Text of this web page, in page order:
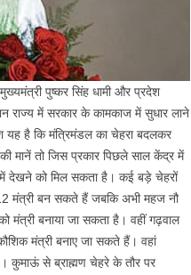
पुष्कर सिंह धामी और प्रदेश
राज्य में सरकार के कामकाज में सुधार लाने
है कि मंत्रिमंडल का चेहरा बदलकर
मानें तो जिस प्रकार पिछले साल केंद्र में
में देखने को मिल सकता है। कई बड़े चेहरों
मंत्री बन सकते हैं जबकि अभी महज नौ
बनाया जा सकता है। वहीं गढ़वाल
मंत्री बनाए जा सकते हैं। वहां
कुमाऊं से ब्राह्मण चेहरे के तौर पर